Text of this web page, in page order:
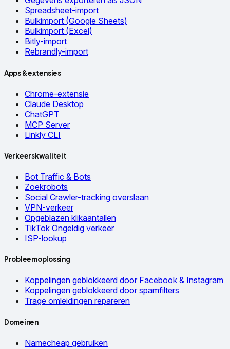
Spreadsheet-import
Bulkimport (Google Sheets)
Bulkimport (Excel)
Bitly-import
Rebrandly-import
Apps & extensies
Chrome-extensie
Claude Desktop
ChatGPT
MCP Server
Linkly CLI
Verkeerskwaliteit
Bot Traffic & Bots
Zoekrobots
Social Crawler-tracking overslaan
VPN-verkeer
Opgeblazen klikaantallen
TikTok Ongeldig verkeer
ISP-lookup
Probleemoplossing
Koppelingen geblokkeerd door Facebook & Instagram
Koppelingen geblokkeerd door spamfilters
Trage omleidingen repareren
Domeinen
Namecheap gebruiken